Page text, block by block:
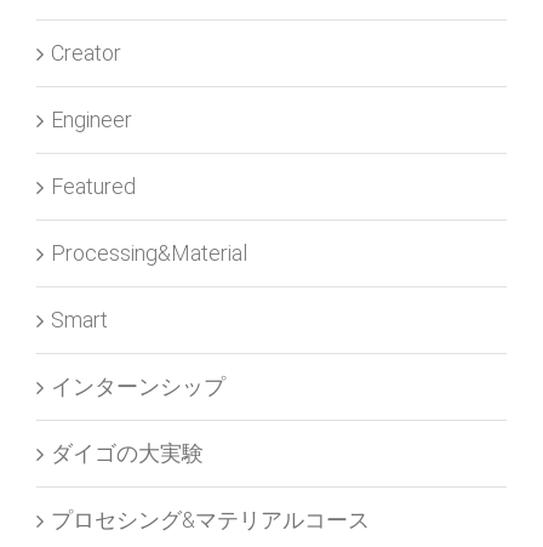
Creator
Engineer
Featured
Processing&Material
Smart
インターンシップ
ダイゴの大実験
プロセシング&マテリアルコース